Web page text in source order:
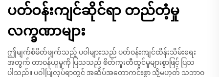
ပတ်ဝန်းကျင်ဆိုင်ရာ တည်တံ့မှု
လက္ခဏာများ
ဤမျက်စိမိတ်ဖျက်သည့် ပဝါများသည် ပတ်ဝန်းကျင်ထိန်းသိမ်းရေး
အတွက် တာဝန်ယူမှုကို ပြသသည့် စိတ်ကူးတီထွင်မှုများစွာဖြင့် ပြသ
ပါသည်။ ပဝါပြုလုပ်ရာတွင် အဆိပ်အတောကင်းစွာ သို့မဟုတ် သဘာဝ